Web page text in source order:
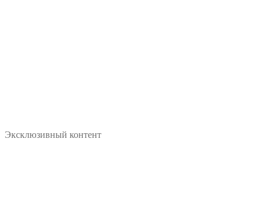
Эксклюзивный контент